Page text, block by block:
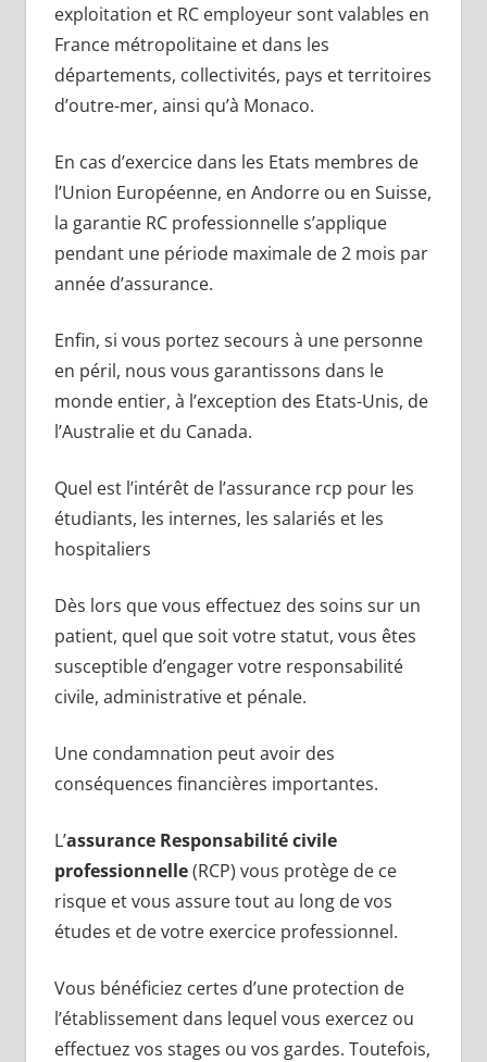
exploitation et RC employeur sont valables en
France métropolitaine et dans les
départements, collectivités, pays et territoires
d’outre-mer, ainsi qu’à Monaco.
En cas d’exercice dans les Etats membres de
l’Union Européenne, en Andorre ou en Suisse,
la garantie RC professionnelle s’applique
pendant une période maximale de 2 mois par
année d’assurance.
Enfin, si vous portez secours à une personne
en péril, nous vous garantissons dans le
monde entier, à l’exception des Etats-Unis, de
l’Australie et du Canada.
Quel est l’intérêt de l’assurance rcp pour les
étudiants, les internes, les salariés et les
hospitaliers
Dès lors que vous effectuez des soins sur un
patient, quel que soit votre statut, vous êtes
susceptible d’engager votre responsabilité
civile, administrative et pénale.
Une condamnation peut avoir des
conséquences financières importantes.
L’assurance Responsabilité civile
professionnelle(RCP) vous protège de ce
risque et vous assure tout au long de vos
études et de votre exercice professionnel.
Vous bénéficiez certes d’une protection de
l’établissement dans lequel vous exercez ou
effectuez vos stages ou vos gardes. Toutefois,